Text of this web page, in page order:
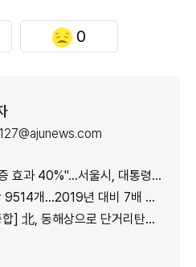
0
서울시, 대통령실에 정비사업 '백서' 전달
개…2019년 대비 7배 증가
로 단거리탄도미사일 발사…42일 만에 도발 外